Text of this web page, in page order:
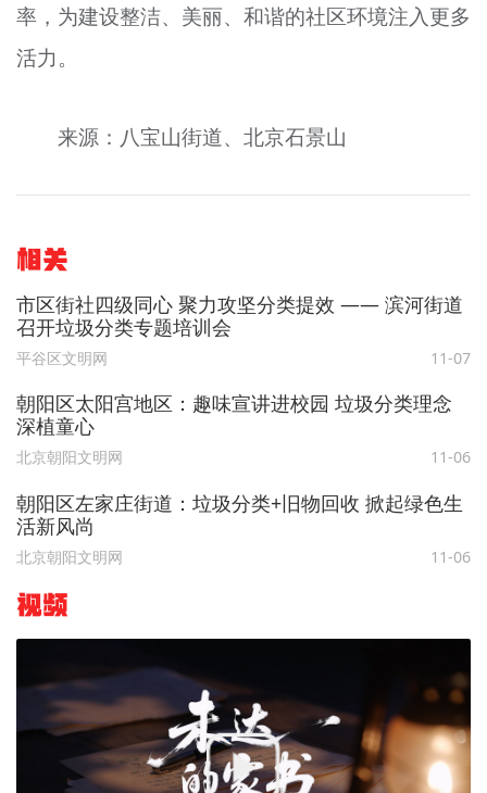
率，为建设整洁、美丽、和谐的社区环境注入更多
活力。
来源：八宝山街道、北京石景山
相关
市区街社四级同心 聚力攻坚分类提效 —— 滨河街道
召开垃圾分类专题培训会
平谷区文明网 11-07
朝阳区太阳宫地区：趣味宣讲进校园 垃圾分类理念
深植童心
北京朝阳文明网 11-06
朝阳区左家庄街道：垃圾分类+旧物回收 掀起绿色生
活新风尚
北京朝阳文明网 11-06
视频